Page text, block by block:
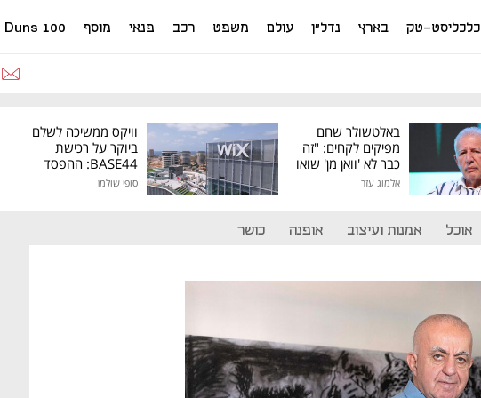
כלכליסט-טק בארץ נדל"ן עולם משפט רכב פנאי מוסף Duns 100
באלטשולר שחם
מפיקים לקחים: "זה
כבר לא 'וואן מן' שואו
של גילעד"
אלמוג עזר
וויקס ממשיכה לשלם
ביוקר על רכישת
BASE44: ההפסד
סופי שולמן
אוכל אמנות ועיצוב אופנה כושר